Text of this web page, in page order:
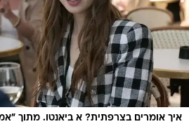
איך אומרים בצרפתית? א ביאנטו. מתוך